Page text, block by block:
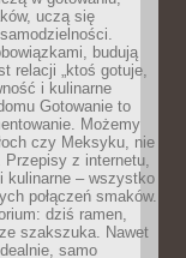
uczą się
budują
relacji „ktoś gotuje,
i kulinarne
Gotowanie to
Możemy
czy Meksyku, nie
Przepisy z internetu,
kulinarne – wszystko
połączeń smaków.
dziś ramen,
szakszuka. Nawet
samo